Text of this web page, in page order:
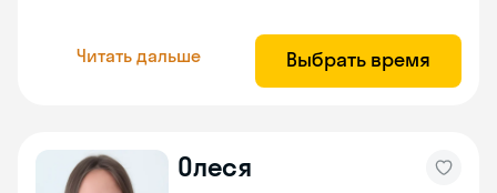
Читать дальше Выбрать время
Олеся